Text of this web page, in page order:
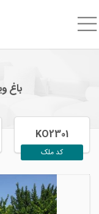
باغ ویلا 1000 متری
KO2301
کد ملک